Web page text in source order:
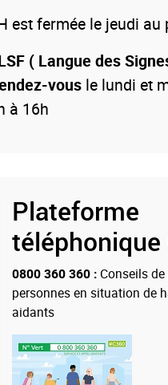
est fermée le jeudi au
( Langue des
vousle lundi et
à 16h
Plateforme
téléphonique
0800 360 360 : Conseils
personnes en situation de
aidants